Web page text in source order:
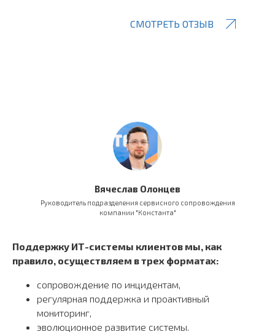
СМОТРЕТЬ ОТЗЫВ
Вячеслав Олонцев
Руководитель подразделения сервисного сопровождения
компании "Константа"
Поддержку ИТ-системы клиентов мы, как
правило, осуществляем в трех форматах:
сопровождение по инцидентам,
регулярная поддержка и проактивный
мониторинг,
эволюционное развитие системы.